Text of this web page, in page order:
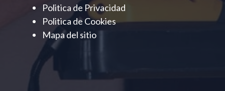
Politica de Privacidad
Politica de Cookies
Mapa del sitio